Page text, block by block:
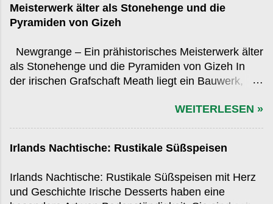
Meisterwerk älter als Stonehenge und die
Pyramiden von Gizeh
Newgrange – Ein prähistorisches Meisterwerk älter
als Stonehenge und die Pyramiden von Gizeh In
der irischen Grafschaft Meath liegt ein Bauwerk,
bekannteren Monumenten der Antike zurücksteht,
v. Chr., übertrifft es sowohl das ägyptische Gizeh-
– und das mit einer Komplexität, die selbst moderne
Archäologen ins Staunen versetzt. Was ist
WEITERLESEN »
Irlands Nachtische: Rustikale Süßspeisen
Irlands Nachtische: Rustikale Süßspeisen mit Herz
und Geschichte Irische Desserts haben eine